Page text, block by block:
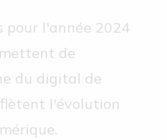
pour l'année 2024
de
du digital de
l'évolution